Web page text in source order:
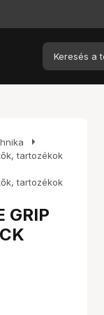
arrow_right
tartozékok
tartozékok
GRIP